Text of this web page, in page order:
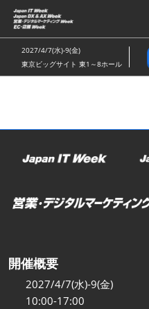
ス
キ
ッ
し
む
2027/4/7(水)-9(金)
東京ビッグサイト 東1～8ホール
開催概要
2027/4/7(水)-9(金)
10:00-17:00